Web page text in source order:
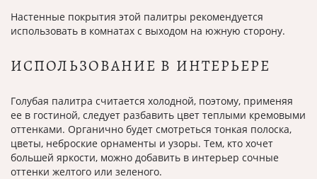
Настенные покрытия этой палитры рекомендуется
использовать в комнатах с выходом на южную сторону.
ИСПОЛЬЗОВАНИЕ В ИНТЕРЬЕРЕ
Голубая палитра считается холодной, поэтому, применяя
ее в гостиной, следует разбавить цвет теплыми кремовыми
оттенками. Органично будет смотреться тонкая полоска,
цветы, неброские орнаменты и узоры. Тем, кто хочет
большей яркости, можно добавить в интерьер сочные
оттенки желтого или зеленого.